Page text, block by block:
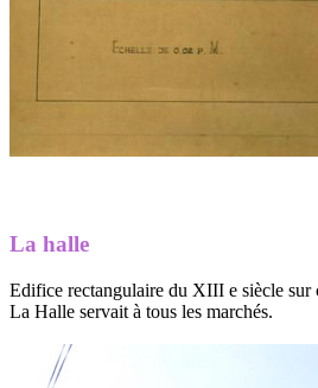
La halle
Edifice rectangulaire du XIII e siècle sur
La Halle servait à tous les marchés.